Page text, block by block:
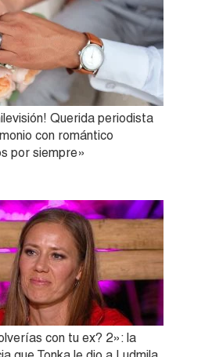
Querida periodista
con romántico
por siempre»
con tu ex? 2»: la